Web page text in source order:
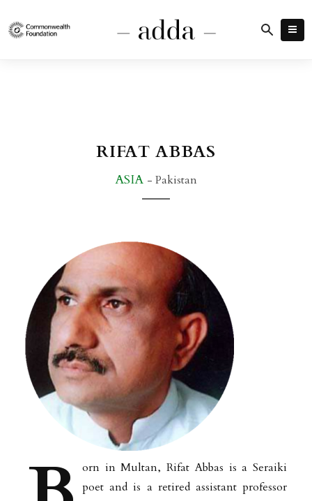
RIFAT ABBAS
ASIA - Pakistan
orn in Multan, Rifat Abbas is a Seraiki
poet and is a retired assistant professor